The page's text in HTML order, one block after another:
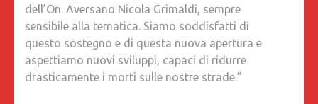
dell’On. Aversano Nicola Grimaldi, sempre
sensibile alla tematica. Siamo soddisfatti di
questo sostegno e di questa nuova apertura e
aspettiamo nuovi sviluppi, capaci di ridurre
drasticamente i morti sulle nostre strade.”